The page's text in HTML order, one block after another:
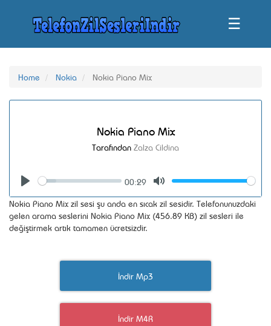
☰
Home Nokia Nokia Piano Mix
Nokia Piano Mix
Tarafından Zalza Cildina
Seek
00:29
Volume
Nokia Piano Mix zil sesi şu anda en sıcak zil sesidir. Telefonunuzdaki
gelen arama seslerini Nokia Piano Mix (456.89 KB) zil sesleri ile
değiştirmek artık tamamen ücretsizdir.
İndir Mp3
İndir M4R